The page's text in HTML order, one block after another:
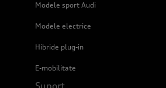
Modele sport Audi
Modele electrice
Hibride plug-in
E-mobilitate
Suport